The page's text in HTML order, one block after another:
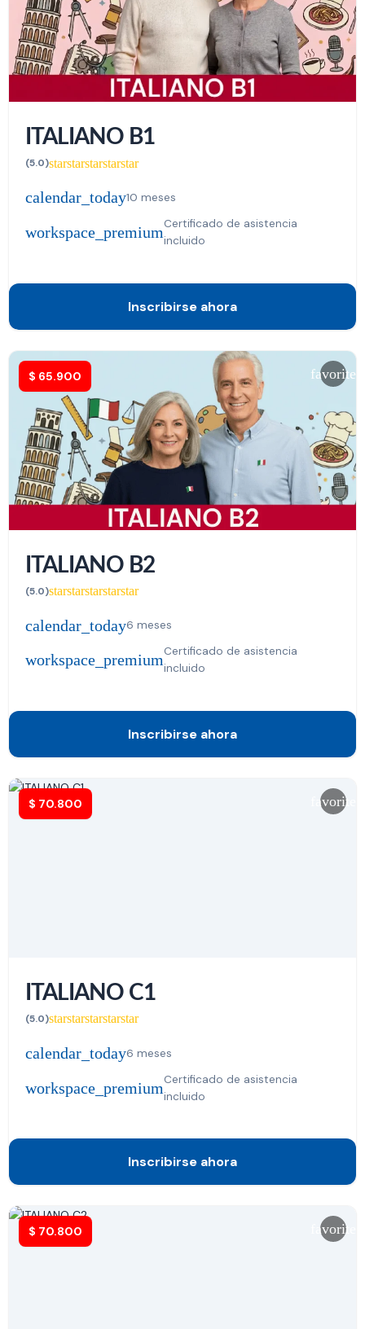
ITALIANO B1
(5.0)starstarstarstarstar
calendar_today10 meses
workspace_premiumCertificado de asistencia
incluido
Inscribirse ahora
$ 65.900 favorite
ITALIANO B2
(5.0)starstarstarstarstar
calendar_today6 meses
workspace_premiumCertificado de asistencia
incluido
Inscribirse ahora
$ 70.800 favorite
ITALIANO C1
(5.0)starstarstarstarstar
calendar_today6 meses
workspace_premiumCertificado de asistencia
incluido
Inscribirse ahora
$ 70.800 favorite